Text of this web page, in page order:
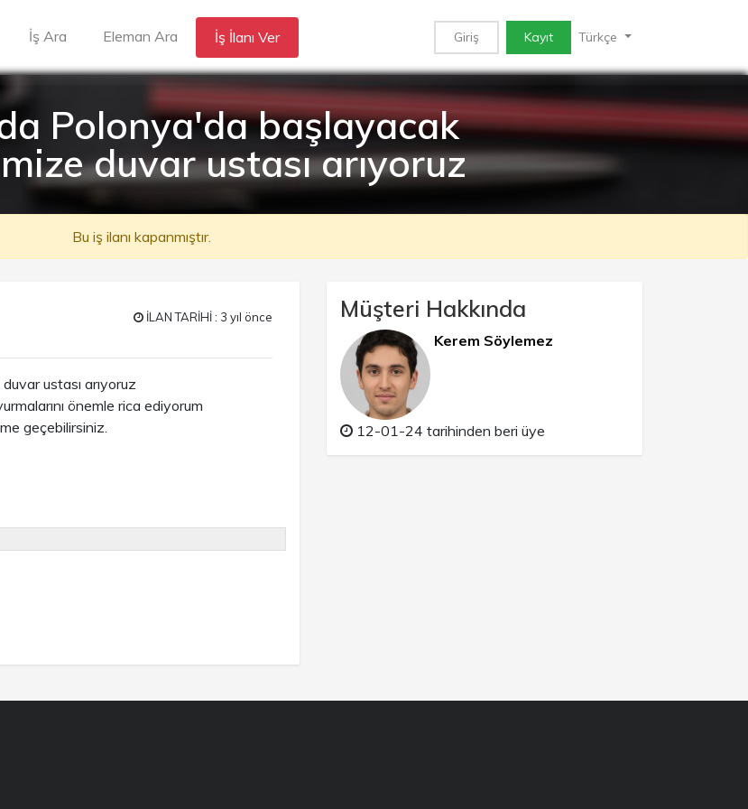
İş Ara Eleman Ara İş İlanı Ver Giriş Kayıt Türkçe
Polonya'da başlayacak
duvar ustası arıyoruz
Bu iş ilanı kapanmıştır.
İLAN TARİHİ : 3 yıl önce
ustası arıyoruz
önemle rica ediyorum
geçebilirsiniz.
Müşteri Hakkında
Kerem Söylemez
12-01-24 tarihinden beri üye